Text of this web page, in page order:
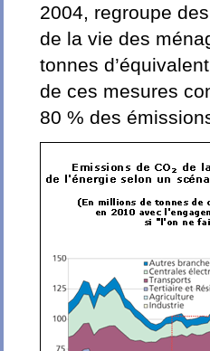
2004, regroupe
de la vie des
tonnes
de ces mesures
80 % des